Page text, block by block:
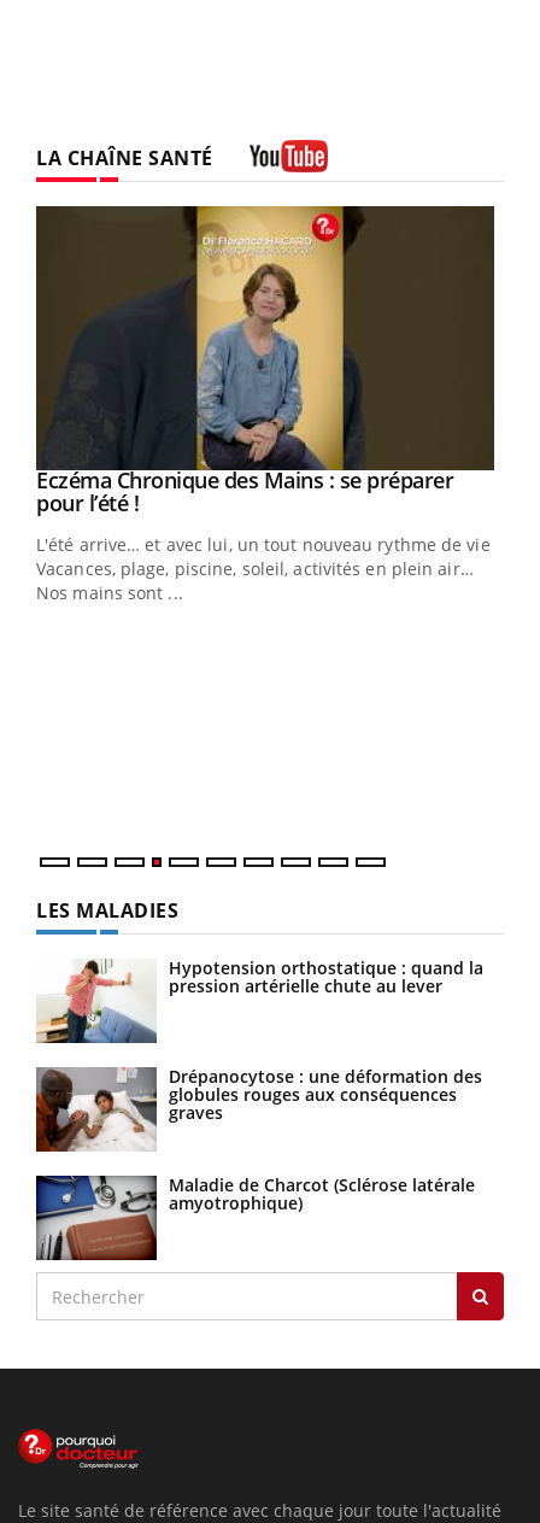
LA CHAÎNE SANTÉ
Youtube
Eczéma Chronique des Mains : se préparer
pour l’été !Youtube
L'été arrive… et avec lui, un tout nouveau rythme de vie !
Vacances, plage, piscine, soleil, activités en plein air…
Nos mains sont ...
LES MALADIES
Hypotension orthostatique : quand la
pression artérielle chute au lever
Drépanocytose : une déformation des
globules rouges aux conséquences
graves
Maladie de Charcot (Sclérose latérale
amyotrophique)
Le site santé de référence avec chaque jour toute l'actualité